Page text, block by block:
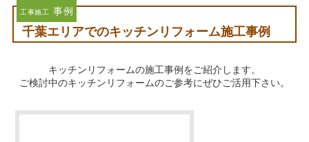
工事施工 事例
千葉エリアでのキッチンリフォーム施工事例
キッチンリフォームの施工事例をご紹介します。
ご検討中のキッチンリフォームのご参考にぜひご活用下さい。